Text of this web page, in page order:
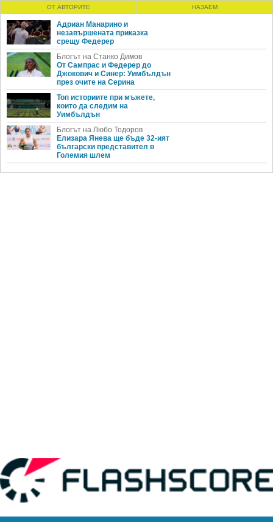
ОТ АВТОРИТЕ НАЗАЕМ
Адриан Манарино и
незавършената приказка
срещу Федерер
Блогът на Станко Димов
От Сампрас и Федерер до
Джокович и Синер: Уимбълдън
през очите на Серина
Топ историите при мъжете,
които да следим на
Уимбълдън
Блогът на Любо Тодоров
Елизара Янева ще бъде 32-ият
български представител в
Големия шлем